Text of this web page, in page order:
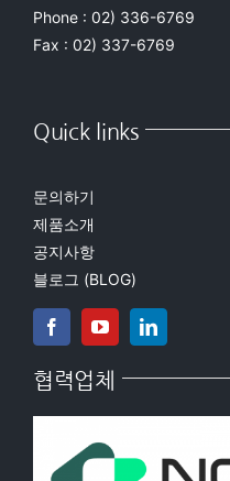
Phone : 02) 336-6769
Fax : 02) 337-6769
Quick links
문의하기
제품소개
공지사항
블로그 (BLOG)
협력업체